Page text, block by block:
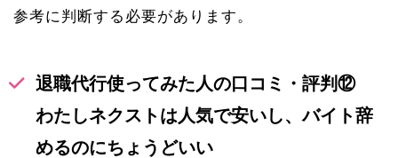
参考に判断する必要があります。
退職代行使ってみた人の口コミ・評判⑫
わたしネクストは人気で安いし、バイト辞
めるのにちょうどいい